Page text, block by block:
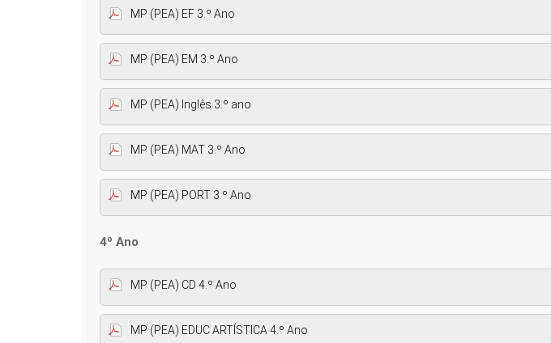
MP (PEA) EF 3.º Ano
MP (PEA) EM 3.º Ano
MP (PEA) Inglês 3.º ano
MP (PEA) MAT 3.º Ano
MP (PEA) PORT 3.º Ano
4º Ano
MP (PEA) CD 4.º Ano
MP (PEA) EDUC ARTÍSTICA 4.º Ano